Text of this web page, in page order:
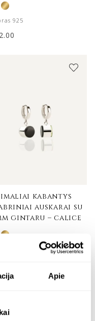
Apie
925
kabantys
auskarai su
gintaru – calice